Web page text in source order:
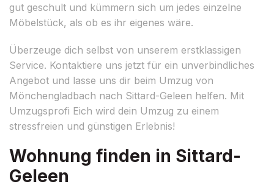
gut geschult und kümmern sich um jedes einzelne
Möbelstück, als ob es ihr eigenes wäre.
Überzeuge dich selbst von unserem erstklassigen
Service. Kontaktiere uns jetzt für ein unverbindliches
Angebot und lasse uns dir beim Umzug von
Mönchengladbach nach Sittard-Geleen helfen. Mit
Umzugsprofi Eich wird dein Umzug zu einem
stressfreien und günstigen Erlebnis!
Wohnung finden in Sittard-
Geleen